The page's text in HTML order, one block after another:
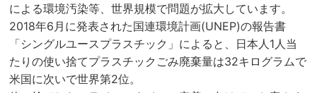
による環境汚染等、世界規模で問題が拡大しています。
2018年6月に発表された国連環境計画(UNEP)の報告書
「シングルユースプラスチック」によると、日本人1人当
たりの使い捨てプラスチックごみ廃棄量は32キログラムで
米国に次いで世界第2位。